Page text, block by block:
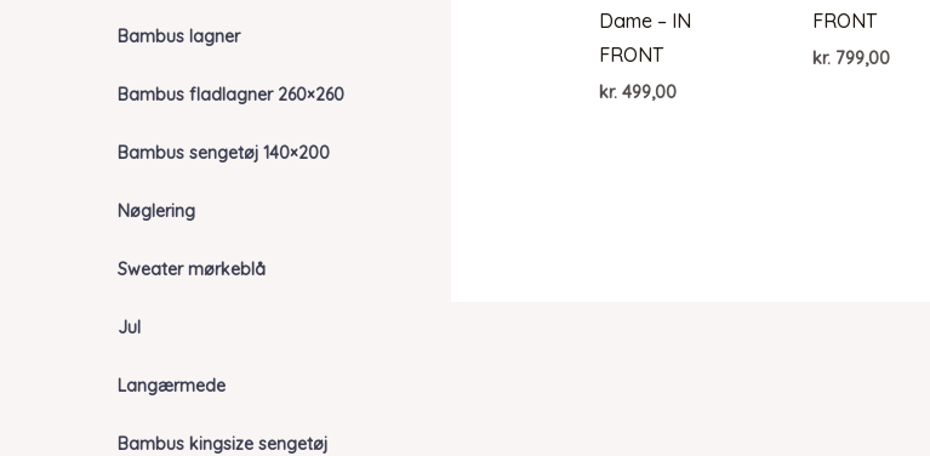
Bambus lagner
Bambus fladlagner 260×260
Bambus sengetøj 140×200
Nøglering
Sweater mørkeblå
Jul
Langærmede
Bambus kingsize sengetøj
Dame – IN
FRONT
kr.499,00
FRONT
kr. 799,00